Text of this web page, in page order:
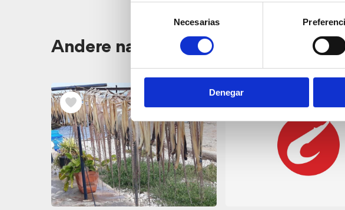
consentimiento
Necesarias
Denegar
Andere nahegelegene Restaurants